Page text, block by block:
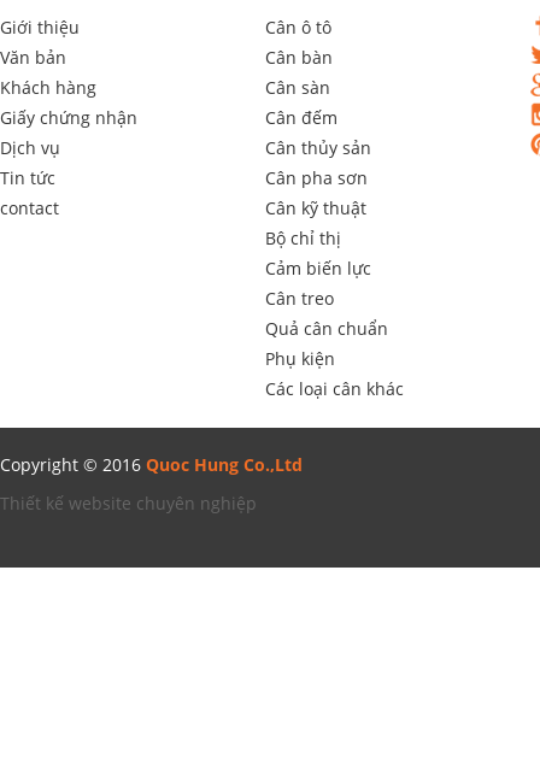
Giới thiệu
Văn bản
Khách hàng
Giấy chứng nhận
Dịch vụ
Tin tức
contact
Cân ô tô
Cân bàn
Cân sàn
Cân đếm
Cân thủy sản
Cân pha sơn
Cân kỹ thuật
Bộ chỉ thị
Cảm biến lực
Cân treo
Quả cân chuẩn
Phụ kiện
Các loại cân khác
Copyright © 2016 Quoc Hung Co.,Ltd
Thiết kế website chuyên nghiệp